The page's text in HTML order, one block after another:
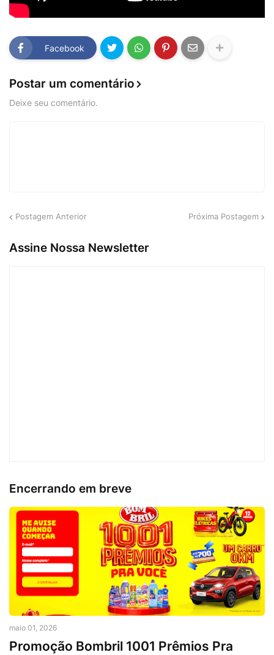
Facebook
Postar um comentário
Deixe seu comentário.
Postagem Anterior Próxima Postagem
Assine Nossa Newsletter
Encerrando em breve
maio 01, 2026
Promoção Bombril 1001 Prêmios Pra